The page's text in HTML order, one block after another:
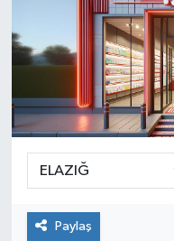
Paylaş